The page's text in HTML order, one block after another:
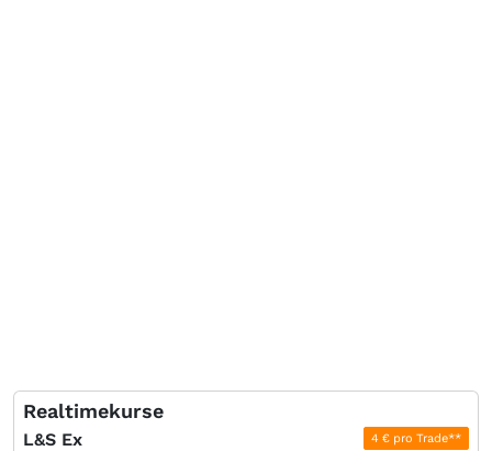
Realtimekurse
L&S Ex 4 € pro Trade**